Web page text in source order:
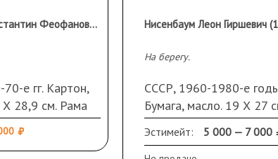
Морозов Константин Феофанович (1894–1990)
е гг. Картон,
Х 28,9 см. Рама
На берегу.
СССР, 1960-1980-е
Бумага, масло. 19 Х 27
Эстимейт: 5 000 — 7 000